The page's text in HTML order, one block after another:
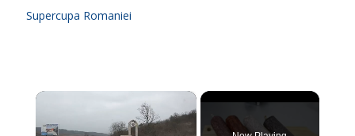
Supercupa Romaniei
×